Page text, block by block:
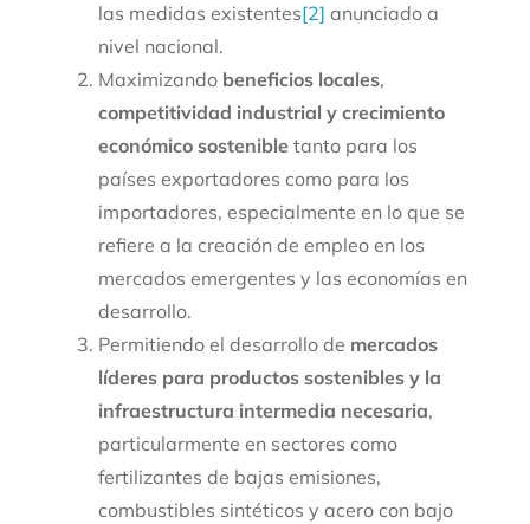
las medidas existentes[2] anunciado a
nivel nacional.
Maximizando beneficios locales,
competitividad industrial y crecimiento
económico sostenible tanto para los
países exportadores como para los
importadores, especialmente en lo que se
refiere a la creación de empleo en los
mercados emergentes y las economías en
desarrollo.
Permitiendo el desarrollo de mercados
líderes para productos sostenibles y la
infraestructura intermedia necesaria,
particularmente en sectores como
fertilizantes de bajas emisiones,
combustibles sintéticos y acero con bajo